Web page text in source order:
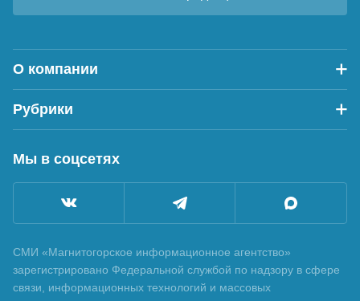
О компании
Рубрики
Мы в соцсетях
СМИ «Магнитогорское информационное агентство»
зарегистрировано Федеральной службой по надзору в сфере
связи, информационных технологий и массовых